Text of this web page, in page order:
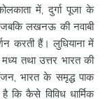
में, दुर्गा पूजा के
लखनऊ की नवाबी
करती हैं। लुधियाना में
तथा उत्तर भारत की
भारत के समृद्ध पाक
कि कैसे विविध धार्मिक